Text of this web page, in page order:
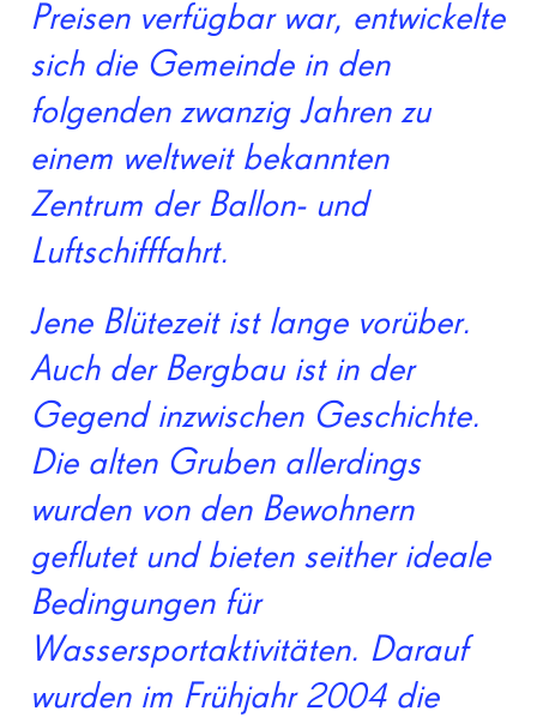
Preisen verfügbar war, entwickelte
sich die Gemeinde in den
folgenden zwanzig Jahren zu
einem weltweit bekannten
Zentrum der Ballon- und
Luftschifffahrt.
Jene Blütezeit ist lange vorüber.
Auch der Bergbau ist in der
Gegend inzwischen Geschichte.
Die alten Gruben allerdings
wurden von den Bewohnern
geflutet und bieten seither ideale
Bedingungen für
Wassersportaktivitäten. Darauf
wurden im Frühjahr 2004 die